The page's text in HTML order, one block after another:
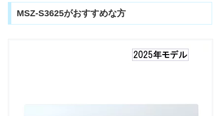
MSZ-S3625がおすすめな方